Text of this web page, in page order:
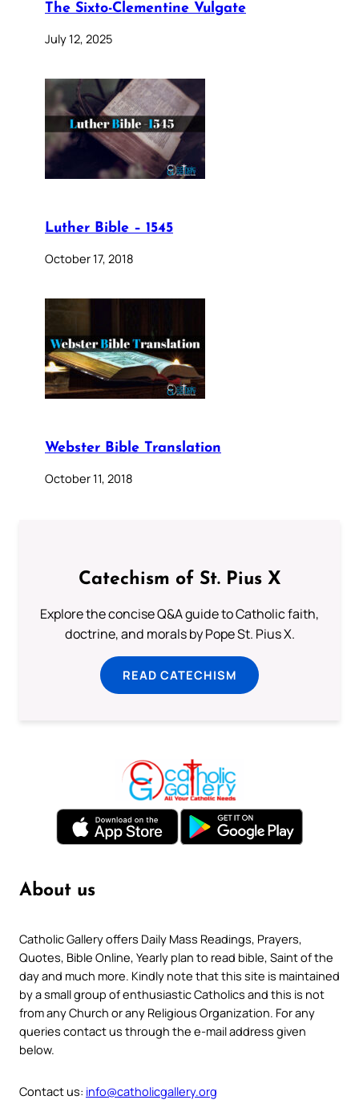
The Sixto-Clementine Vulgate
July 12, 2025
Luther Bible – 1545
October 17, 2018
Webster Bible Translation
October 11, 2018
Catechism of St. Pius X
Explore the concise Q&A guide to Catholic faith,
doctrine, and morals by Pope St. Pius X.
READ CATECHISM
About us
Catholic Gallery offers Daily Mass Readings, Prayers,
Quotes, Bible Online, Yearly plan to read bible, Saint of the
day and much more. Kindly note that this site is maintained
by a small group of enthusiastic Catholics and this is not
from any Church or any Religious Organization. For any
queries contact us through the e-mail address given
below.
Contact us: info@catholicgallery.org